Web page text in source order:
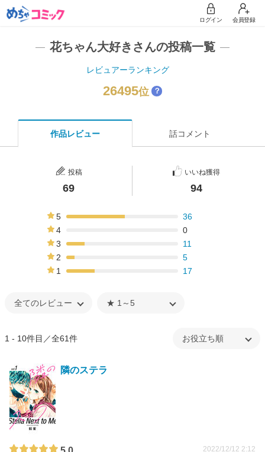
ログイン 会員登録
花ちゃん大好きさんの投稿一覧
レビュアーランキング
26495位 ？
作品レビュー 話コメント
投稿
69
いいね獲得
94
5
36
4
0
3
11
2
5
1
17
1 - 10件目／全61件
隣のステラ
2022/12/12 2:12